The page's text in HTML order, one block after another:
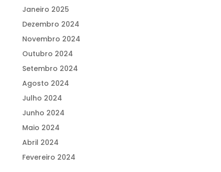
Janeiro 2025
Dezembro 2024
Novembro 2024
Outubro 2024
Setembro 2024
Agosto 2024
Julho 2024
Junho 2024
Maio 2024
Abril 2024
Fevereiro 2024